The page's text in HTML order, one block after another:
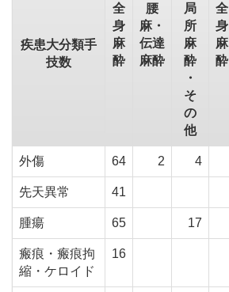
疾患大分類手
技数
全
身
麻
酔
腰
麻・
伝達
麻酔
局
所
麻
酔
・
そ
の
他
全
身
麻
酔
外傷 64 2 4
先天異常 41
腫瘍 65 17
瘢痕・瘢痕拘
縮・ケロイド
16